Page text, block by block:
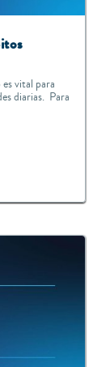
vital para
diarias. Para